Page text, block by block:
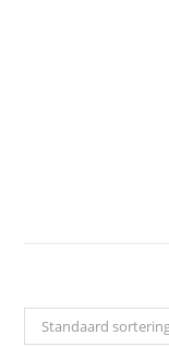
Standaard